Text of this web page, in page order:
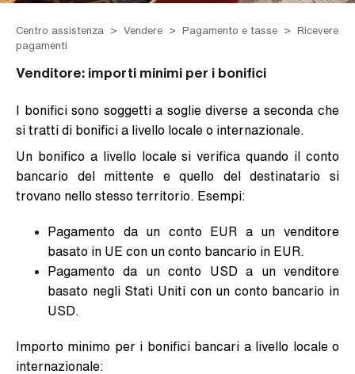
Centro assistenza Vendere Pagamento e tasse
Ricevere
pagamenti
Venditore: importi minimi per i bonifici
I bonifici sono soggetti a soglie diverse a seconda che
si tratti di bonifici a livello locale o internazionale.
Un bonifico a livello locale si verifica quando il conto
bancario del mittente e quello del destinatario si
trovano nello stesso territorio. Esempi:
Pagamento da un conto EUR a un venditore
basato in UE con un conto bancario in EUR.
Pagamento da un conto USD a un venditore
basato negli Stati Uniti con un conto bancario in
USD.
Importo minimo per i bonifici bancari a livello locale o
internazionale: